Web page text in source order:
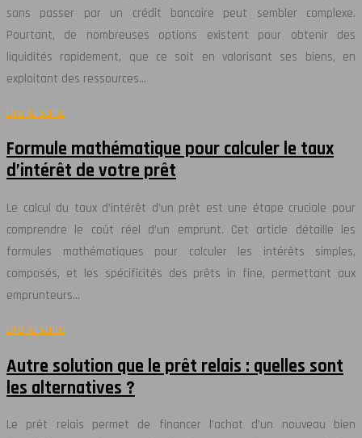
sans passer par un crédit bancaire peut sembler complexe.
Pourtant, de nombreuses options existent pour obtenir des
liquidités rapidement, que ce soit en valorisant ses biens, en
exploitant des ressources…
Lire la suite
Formule mathématique pour calculer le taux
d’intérêt de votre prêt
Le calcul du taux d’intérêt d’un prêt est une étape cruciale pour
comprendre le coût réel d’un emprunt. Cet article détaille les
formules mathématiques pour calculer les intérêts simples,
composés, et les spécificités des prêts in fine, permettant aux
emprunteurs…
Lire la suite
Autre solution que le prêt relais : quelles sont
les alternatives ?
Le prêt relais permet de financer l’achat d’un nouveau bien